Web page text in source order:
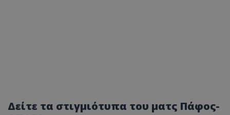
Δείτε τα στιγμιότυπα του ματς Πάφος-